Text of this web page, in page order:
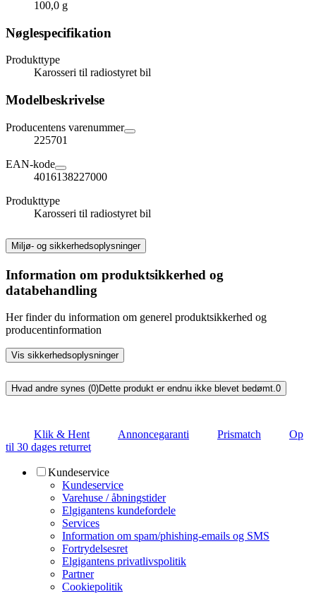
100,0 g
Nøglespecifikation
Produkttype
Karosseri til radiostyret bil
Modelbeskrivelse
Producentens varenummer
225701
EAN-kode
4016138227000
Produkttype
Karosseri til radiostyret bil
Miljø- og sikkerhedsoplysninger
Information om produktsikkerhed og
databehandling
Her finder du information om generel produktsikkerhed og
producentinformation
Vis sikkerhedsoplysninger
Hvad andre synes (0)Dette produkt er endnu ikke blevet bedømt.0
Klik & Hent Annoncegaranti Prismatch
Op
til 30 dages returret
Kundeservice
Kundeservice
Varehuse / åbningstider
Elgigantens kundefordele
Services
Information om spam/phishing-emails og SMS
Fortrydelsesret
Elgigantens privatlivspolitik
Partner
Cookiepolitik